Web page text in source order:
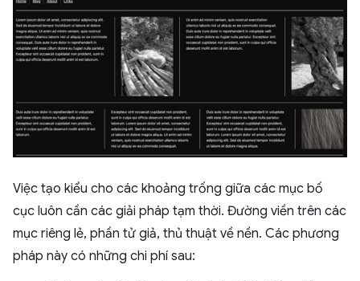
Việc tạo kiểu cho các khoảng trống giữa các mục bố
cục luôn cần các giải pháp tạm thời. Đường viền trên các
mục riêng lẻ, phần tử giả, thủ thuật về nền. Các phương
pháp này có những chi phí sau: